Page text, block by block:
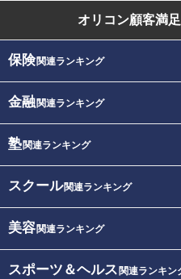
オリコン顧客満
保険関連ランキング
金融関連ランキング
塾関連ランキング
スクール関連ランキング
美容関連ランキング
スポーツ＆ヘルス 関連ランキン